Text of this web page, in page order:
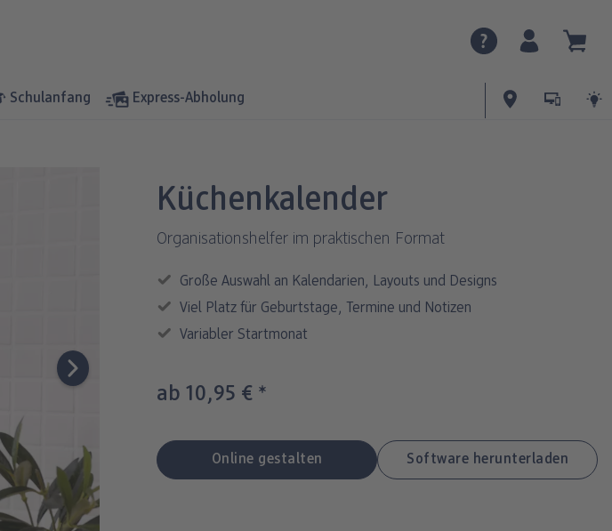
Schulanfang Express-Abholung
Küchenkalender
Organisationshelfer im praktischen Format
Große Auswahl an Kalendarien, Layouts und Designs
Viel Platz für Geburtstage, Termine und Notizen
Variabler Startmonat
ab 10,95 € *